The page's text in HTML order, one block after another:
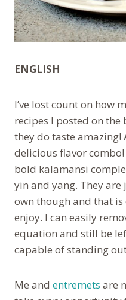
ENGLISH
I’ve lost count on how
recipes I posted on the
they do taste amazing!
delicious flavor
bold kalamansi
yin and yang. They
own though and that is
enjoy. I can easily
equation and still be
capable of standing
Me and entremets are